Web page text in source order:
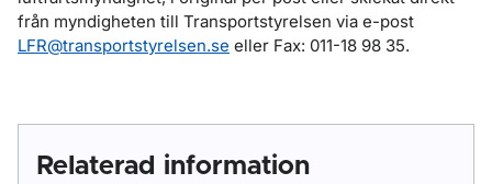
från myndigheten till Transportstyrelsen via e-post
LFR@transportstyrelsen.se eller Fax: 011-18 98 35.
Relaterad information